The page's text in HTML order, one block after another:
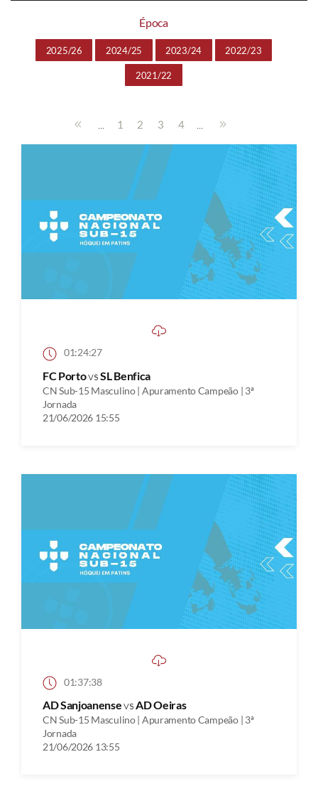
Época
2025/26 2024/25 2023/24 2022/23
2021/22
... 1 2 3 4 ...
01:24:27
FC PortovsSL Benfica
CN Sub-15 Masculino | Apuramento Campeão | 3ª
Jornada
21/06/2026 15:55
01:37:38
AD SanjoanensevsAD Oeiras
CN Sub-15 Masculino | Apuramento Campeão | 3ª
Jornada
21/06/2026 13:55